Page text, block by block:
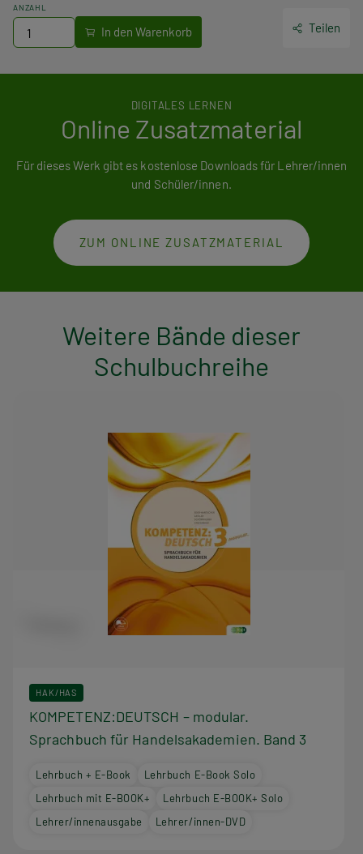
- bewährte Aktualität der Reihe KOMPETENZ:DEUTSCH
- Lösungen online auf der Verlagswebsite – nach Freigabe durch
Lehrer/innen auch für Schüler/innen zugänglich
ANZAHL
Teilen
DIGITALES LERNEN
Online Zusatzmaterial
Für dieses Werk gibt es kostenlose Downloads für Lehrer/innen
und Schüler/innen.
ZUM ONLINE ZUSATZMATERIAL
Weitere Bände dieser
Schulbuchreihe
HAK/HAS
KOMPETENZ:DEUTSCH – modular.
Sprachbuch für Handelsakademien. Band 3
Lehrbuch + E-Book
Lehrbuch E-Book Solo
Lehrbuch mit E-BOOK+
Lehrbuch E-BOOK+ Solo
Lehrer/innenausgabe
Lehrer/innen-DVD